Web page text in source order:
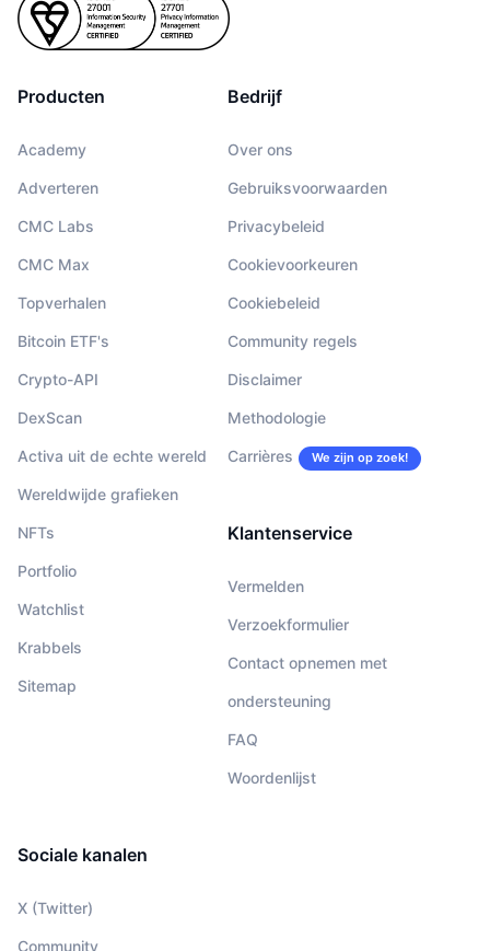
Producten
Academy
Adverteren
CMC Labs
CMC Max
Topverhalen
Bitcoin ETF's
Crypto-API
DexScan
Activa uit de echte wereld
Wereldwijde grafieken
NFTs
Portfolio
Watchlist
Krabbels
Sitemap
Bedrijf
Over ons
Gebruiksvoorwaarden
Privacybeleid
Cookievoorkeuren
Cookiebeleid
Community regels
Disclaimer
Methodologie
Carrières We zijn op zoek!
Klantenservice
Vermelden
Verzoekformulier
Contact opnemen met
ondersteuning
FAQ
Woordenlijst
Sociale kanalen
X (Twitter)
Community